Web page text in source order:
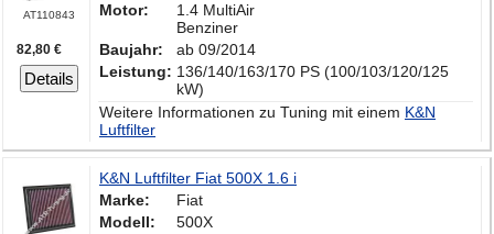
AT110843
82,80 €
Details
Motor:
1.4 MultiAir
Benziner
Baujahr:
ab 09/2014
Leistung: 136/140/163/170 PS (100/103/120/125
kW)
Weitere Informationen zu Tuning mit einem K&N
Luftfilter
K&N Luftfilter Fiat 500X 1.6 i
Marke:
Fiat
Modell:
500X